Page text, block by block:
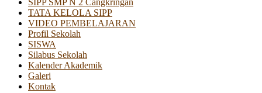
TATA KELOLA SIPP
VIDEO PEMBELAJARAN
Profil Sekolah
SISWA
Silabus Sekolah
Kalender Akademik
Galeri
Kontak